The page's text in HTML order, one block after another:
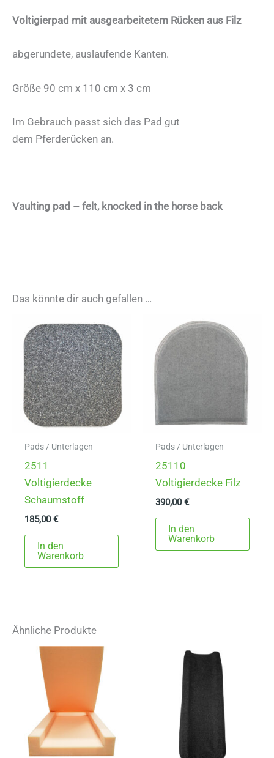
Voltigierpad mit ausgearbeitetem Rücken aus Filz
abgerundete, auslaufende Kanten.
Größe 90 cm x 110 cm x 3 cm
Im Gebrauch passt sich das Pad gut
dem Pferderücken an.
Vaulting pad – felt, knocked in the horse back
Das könnte dir auch gefallen …
Pads / Unterlagen
2511
Voltigierdecke
Schaumstoff
185,00€
In den
Warenkorb
Pads / Unterlagen
25110
Voltigierdecke Filz
390,00€
In den
Warenkorb
Ähnliche Produkte